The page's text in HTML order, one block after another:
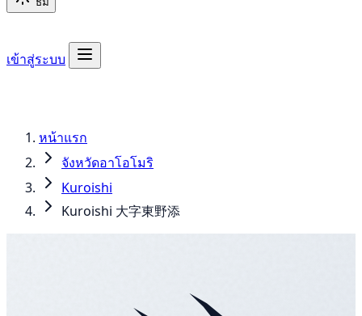
เข้าสู่ระบบ
หน้าแรก
จังหวัดอาโอโมริ
Kuroishi
Kuroishi 大字東野添